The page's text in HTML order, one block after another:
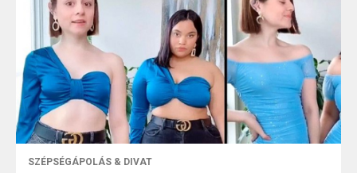
SZÉPSÉGÁPOLÁS & DIVAT